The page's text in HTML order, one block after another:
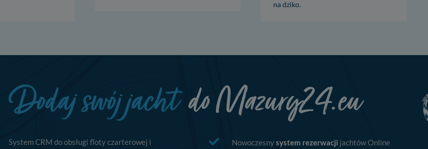
na dziko.
System CRM do obsługi floty czarterowej i
Nowoczesnysystem rezerwacji jachtów Online
skontaktować się za pośrednictwem tej
za Ciebie.
Mazur na nowo...